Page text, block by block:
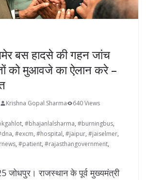
बस हादसे की गहन जांच
को मुआवजे का ऐलान करे –
Krishna Gopal Sharma
640 Views
, #bhajanlalsharma, #burningbus,
, #excm, #hospital, #jaipur, #jaiselmer,
, #patient, #rajasthangovernment,
जोधपुर। राजस्थान के पूर्व मुख्यमंत्री